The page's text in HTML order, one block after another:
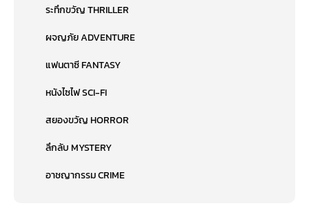
ระทึกขวัญ THRILLER
ผจญภัย ADVENTURE
แฟนตาซี FANTASY
หนังไซไฟ SCI-FI
สยองขวัญ HORROR
ลึกลับ MYSTERY
อาชญากรรม CRIME